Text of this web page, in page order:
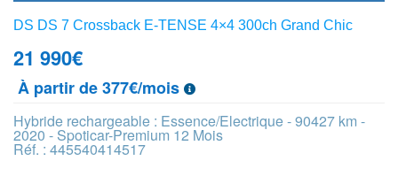
DS DS 7 Crossback E-TENSE 4×4 300ch Grand Chic
21 990€
À partir de 377€/mois
Hybride rechargeable : Essence/Electrique - 90427 km -
2020 - Spoticar-Premium 12 Mois
Réf. : 445540414517